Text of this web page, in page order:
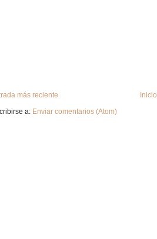
más reciente
Inicio
a: Enviar comentarios (Atom)